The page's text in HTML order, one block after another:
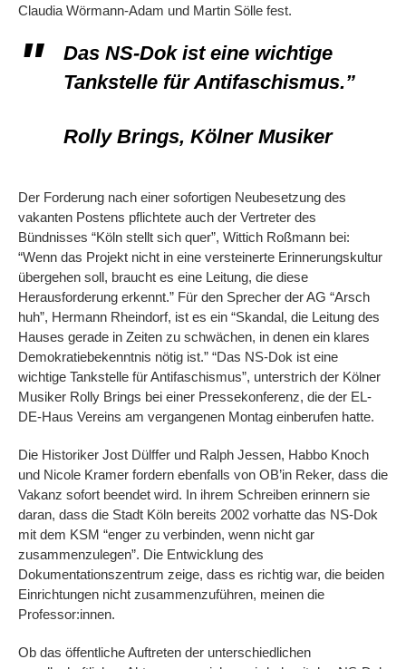
Claudia Wörmann-Adam und Martin Sölle fest.
Das NS-Dok ist eine wichtige
Tankstelle für Antifaschismus.”
Rolly Brings, Kölner Musiker
Der Forderung nach einer sofortigen Neubesetzung des
vakanten Postens pflichtete auch der Vertreter des
Bündnisses “Köln stellt sich quer”, Wittich Roßmann bei:
“Wenn das Projekt nicht in eine versteinerte Erinnerungskultur
übergehen soll, braucht es eine Leitung, die diese
Herausforderung erkennt.” Für den Sprecher der AG “Arsch
huh”, Hermann Rheindorf, ist es ein “Skandal, die Leitung des
Hauses gerade in Zeiten zu schwächen, in denen ein klares
Demokratiebekenntnis nötig ist.” “Das NS-Dok ist eine
wichtige Tankstelle für Antifaschismus”, unterstrich der Kölner
Musiker Rolly Brings bei einer Pressekonferenz, die der EL-
DE-Haus Vereins am vergangenen Montag einberufen hatte.
Die Historiker Jost Dülffer und Ralph Jessen, Habbo Knoch
und Nicole Kramer fordern ebenfalls von OB’in Reker, dass die
Vakanz sofort beendet wird. In ihrem Schreiben erinnern sie
daran, dass die Stadt Köln bereits 2002 vorhatte das NS-Dok
mit dem KSM “enger zu verbinden, wenn nicht gar
zusammenzulegen”. Die Entwicklung des
Dokumentationszentrum zeige, dass es richtig war, die beiden
Einrichtungen nicht zusammenzuführen, meinen die
Professor:innen.
Ob das öffentliche Auftreten der unterschiedlichen